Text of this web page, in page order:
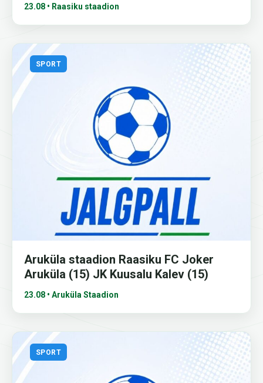
23.08 • Raasiku staadion
SPORT
Aruküla staadion Raasiku FC Joker
Aruküla (15) JK Kuusalu Kalev (15)
23.08 • Aruküla Staadion
SPORT